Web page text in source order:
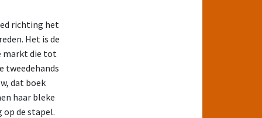
richting het
Het is de
markt die tot
tweedehands
dat boek
haar bleke
op de stapel.